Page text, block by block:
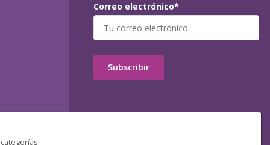
Correo electrónico*
Subscribir